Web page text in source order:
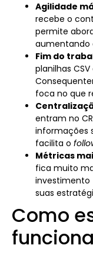
Agilidade
recebe o
permite
aumentando
Fim do
planilhas
foca no que
entram no
informações
facilita o
Métricas
fica muito
investimento
suas
Como